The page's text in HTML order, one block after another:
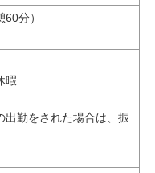
分）
暇
勤をされた場合は、振